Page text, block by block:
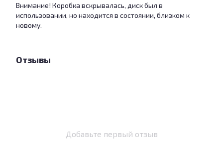
Внимание! Коробка вскрывалась, диск был в
использовании, но находится в состоянии, близком к
новому.
Отзывы
Добавьте первый отзыв